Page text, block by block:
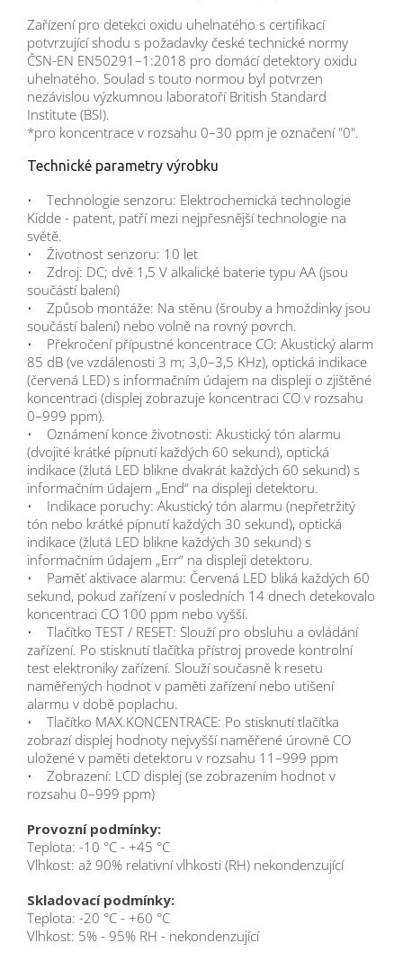
Zařízení pro detekci oxidu uhelnatého s certifikací
potvrzující shodu s požadavky české technické normy
ČSN-EN EN50291–1:2018 pro domácí detektory oxidu
uhelnatého. Soulad s touto normou byl potvrzen
nezávislou výzkumnou laboratoří British Standard
Institute (BSI).
*pro koncentrace v rozsahu 0–30 ppm je označení "0".
Technické parametry výrobku
• Technologie senzoru: Elektrochemická technologie
Kidde - patent, patří mezi nejpřesnější technologie na
světě.
• Životnost senzoru: 10 let
• Zdroj: DC; dvě 1,5 V alkalické baterie typu AA (jsou
součástí balení)
• Způsob montáže: Na stěnu (šrouby a hmoždinky jsou
součástí balení) nebo volně na rovný povrch.
• Překročení přípustné koncentrace CO: Akustický alarm
85 dB (ve vzdálenosti 3 m; 3,0–3,5 KHz), optická indikace
(červená LED) s informačním údajem na displeji o zjištěné
koncentraci (displej zobrazuje koncentraci CO v rozsahu
0–999 ppm).
• Oznámení konce životnosti: Akustický tón alarmu
(dvojité krátké pípnutí každých 60 sekund), optická
indikace (žlutá LED blikne dvakrát každých 60 sekund) s
informačním údajem „End“ na displeji detektoru.
• Indikace poruchy: Akustický tón alarmu (nepřetržitý
tón nebo krátké pípnutí každých 30 sekund), optická
indikace (žlutá LED blikne každých 30 sekund) s
informačním údajem „Err“ na displeji detektoru.
• Paměť aktivace alarmu: Červená LED bliká každých 60
sekund, pokud zařízení v posledních 14 dnech detekovalo
koncentraci CO 100 ppm nebo vyšší.
• Tlačítko TEST / RESET: Slouží pro obsluhu a ovládání
zařízení. Po stisknutí tlačítka přístroj provede kontrolní
test elektroniky zařízení. Slouží současně k resetu
naměřených hodnot v paměti zařízení nebo utišení
alarmu v době poplachu.
• Tlačítko MAX.KONCENTRACE: Po stisknutí tlačítka
zobrazí displej hodnoty nejvyšší naměřené úrovně CO
uložené v paměti detektoru v rozsahu 11–999 ppm
• Zobrazení: LCD displej (se zobrazením hodnot v
rozsahu 0–999 ppm)
Provozní podmínky:
Teplota: -10 °C - +45 °C
Vlhkost: až 90% relativní vlhkosti (RH) nekondenzující
Skladovací podmínky:
Teplota: -20 °C - +60 °C
Vlhkost: 5% - 95% RH - nekondenzující